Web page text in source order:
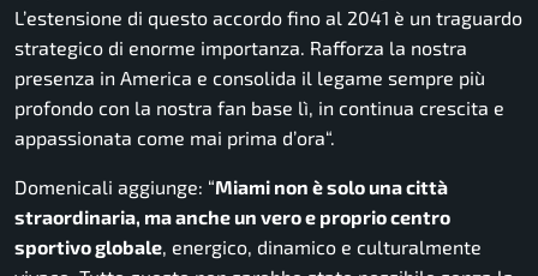
L’estensione di questo accordo fino al 2041 è un traguardo
strategico di enorme importanza. Rafforza la nostra
presenza in America e consolida il legame sempre più
profondo con la nostra fan base lì, in continua crescita e
appassionata come mai prima d’ora“.
Domenicali aggiunge: “Miami non è solo una città
straordinaria, ma anche un vero e proprio centro
sportivo globale , energico, dinamico e culturalmente